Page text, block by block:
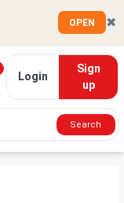
OPEN ✖
Login
Sign
up
Search